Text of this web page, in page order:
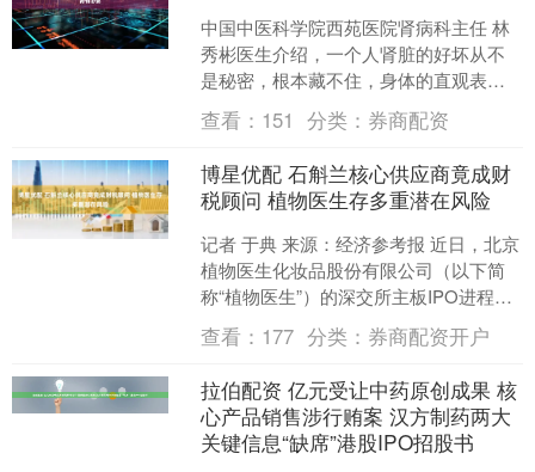
中国中医科学院西苑医院肾病科主任 林
秀彬医生介绍，一个人肾脏的好坏从不
是秘密，根本藏不住，身体的直观表现
一眼就能看穿。 肾脏代偿能力虽强，早
期损伤却也有迹可循，....
查看： 151 分类： 券商配资
博星优配 石斛兰核心供应商竟成财
税顾问 植物医生存多重潜在风险
记者 于典 来源：经济参考报 近日，北京
植物医生化妆品股份有限公司（以下简
称“植物医生”）的深交所主板IPO进程因
财务资料超过有效期，变更为中止状
态。 就在不久....
查看： 177 分类： 券商配资开户
拉伯配资 亿元受让中药原创成果 核
心产品销售涉行贿案 汉方制药两大
关键信息“缺席”港股IPO招股书